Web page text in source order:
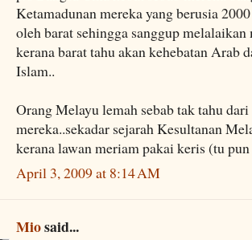
Ketamadunan mereka yang berusia
oleh barat sehingga sanggup
kerana barat tahu akan kehebatan Arab
Islam..
Orang Melayu lemah sebab tak tahu
mereka..sekadar sejarah Kesultanan
kerana lawan meriam pakai keris (tu
April 3, 2009 at 8:14 AM
Miosaid...